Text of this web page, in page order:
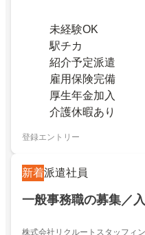
未経験OK
駅チカ
紹介予定派遣
雇用保険完備
厚生年金加入
介護休暇あり
登録エントリー
新着派遣社員
一般事務職の募集／
株式会社リクルートスタッフィ